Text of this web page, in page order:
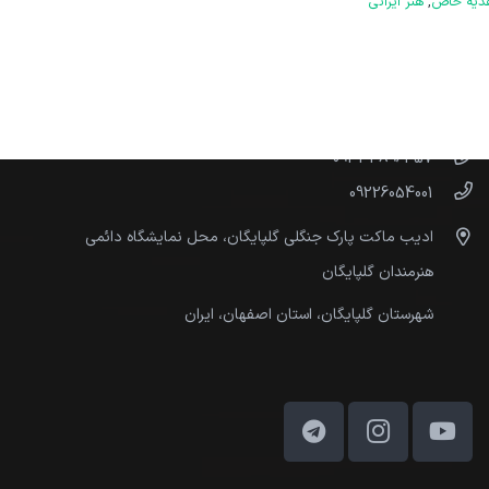
هدیه خاص ,هنر ایرانی
09334896457
09226054001
ادیب ماکت پارک جنگلی گلپایگان، محل نمایشگاه دائمی
هنرمندان گلپایگان
شهرستان گلپایگان، استان اصفهان، ایران